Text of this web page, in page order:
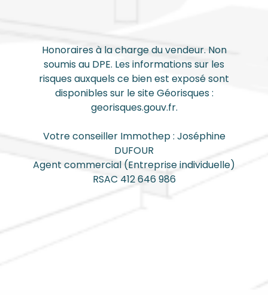
Honoraires à la charge du vendeur. Non
soumis au DPE. Les informations sur les
risques auxquels ce bien est exposé sont
disponibles sur le site Géorisques :
georisques.gouv.fr.
Votre conseiller Immothep : Joséphine
DUFOUR
Agent commercial (Entreprise individuelle)
RSAC 412 646 986